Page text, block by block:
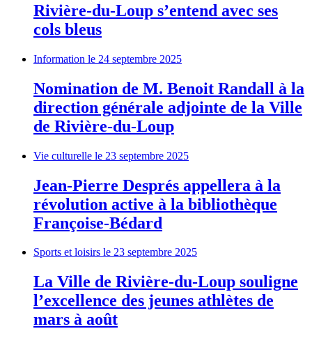
Rivière-du-Loup s’entend avec ses
cols bleus
Information le 24 septembre 2025
Nomination de M. Benoit Randall à la
direction générale adjointe de la Ville
de Rivière-du-Loup
Vie culturelle le 23 septembre 2025
Jean-Pierre Després appellera à la
révolution active à la bibliothèque
Françoise-Bédard
Sports et loisirs le 23 septembre 2025
La Ville de Rivière-du-Loup souligne
l’excellence des jeunes athlètes de
mars à août